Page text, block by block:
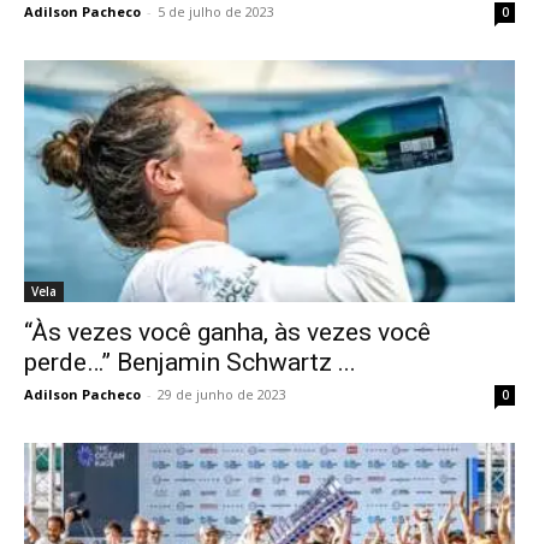
Adilson Pacheco - 5 de julho de 2023 0
Vela
“Às vezes você ganha, às vezes você
perde…” Benjamin Schwartz ...
Adilson Pacheco - 29 de junho de 2023 0